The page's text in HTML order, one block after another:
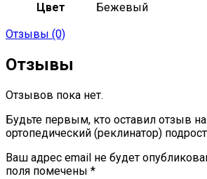
Цвет
Бежевый
Отзывы (0)
Отзывы
Отзывов пока нет.
Будьте первым, кто оставил отзыв на
ортопедический (реклинатор)
Ваш адрес email не будет
поля помечены *